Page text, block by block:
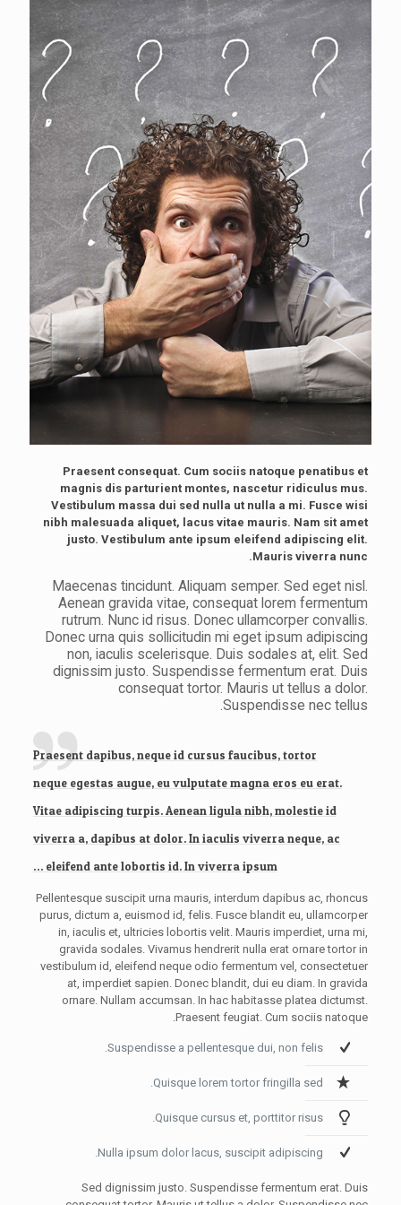
הצהרת נגישות
Praesent consequat. Cum sociis natoque penatibus et
magnis dis parturient montes, nascetur ridiculus mus.
Vestibulum massa dui sed nulla ut nulla a mi. Fusce wisi
nibh malesuada aliquet, lacus vitae mauris. Nam sit amet
justo. Vestibulum ante ipsum eleifend adipiscing elit.
Mauris viverra nunc.
Maecenas tincidunt. Aliquam semper. Sed eget nisl.
Aenean gravida vitae, consequat lorem fermentum
rutrum. Nunc id risus. Donec ullamcorper convallis.
Donec urna quis sollicitudin mi eget ipsum adipiscing
non, iaculis scelerisque. Duis sodales at, elit. Sed
dignissim justo. Suspendisse fermentum erat. Duis
consequat tortor. Mauris ut tellus a dolor.
Suspendisse nec tellus.
Praesent dapibus, neque id cursus faucibus, tortor
neque egestas augue, eu vulputate magna eros eu erat.
Vitae adipiscing turpis. Aenean ligula nibh, molestie id
viverra a, dapibus at dolor. In iaculis viverra neque, ac
eleifend ante lobortis id. In viverra ipsum …
Pellentesque suscipit urna mauris, interdum dapibus ac, rhoncus
purus, dictum a, euismod id, felis. Fusce blandit eu, ullamcorper
in, iaculis et, ultricies lobortis velit. Mauris imperdiet, urna mi,
gravida sodales. Vivamus hendrerit nulla erat ornare tortor in
vestibulum id, eleifend neque odio fermentum vel, consectetuer
at, imperdiet sapien. Donec blandit, dui eu diam. In gravida
ornare. Nullam accumsan. In hac habitasse platea dictumst.
Praesent feugiat. Cum sociis natoque.
Suspendisse a pellentesque dui, non felis.
Quisque lorem tortor fringilla sed.
Quisque cursus et, porttitor risus.
Nulla ipsum dolor lacus, suscipit adipiscing.
Sed dignissim justo. Suspendisse fermentum erat. Duis